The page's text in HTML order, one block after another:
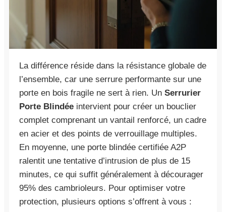
La différence réside dans la résistance globale de
l’ensemble, car une serrure performante sur une
porte en bois fragile ne sert à rien. Un Serrurier
Porte Blindée intervient pour créer un bouclier
complet comprenant un vantail renforcé, un cadre
en acier et des points de verrouillage multiples.
En moyenne, une porte blindée certifiée A2P
ralentit une tentative d’intrusion de plus de 15
minutes, ce qui suffit généralement à décourager
95% des cambrioleurs. Pour optimiser votre
protection, plusieurs options s’offrent à vous :